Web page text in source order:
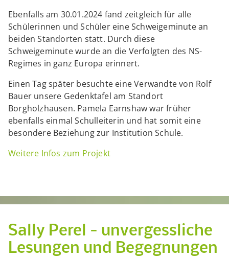
Ebenfalls am 30.01.2024 fand zeitgleich für alle
Schülerinnen und Schüler eine Schweigeminute an
beiden Standorten statt. Durch diese
Schweigeminute wurde an die Verfolgten des NS-
Regimes in ganz Europa erinnert.
Einen Tag später besuchte eine Verwandte von Rolf
Bauer unsere Gedenktafel am Standort
Borgholzhausen. Pamela Earnshaw war früher
ebenfalls einmal Schulleiterin und hat somit eine
besondere Beziehung zur Institution Schule.
Weitere Infos zum Projekt
Sally Perel - unvergessliche
Lesungen und Begegnungen